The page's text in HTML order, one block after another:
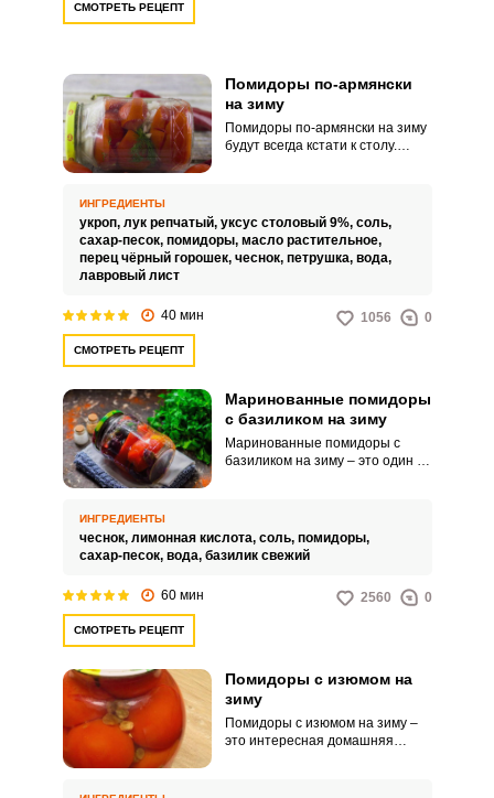
СМОТРЕТЬ РЕЦЕПТ
Помидоры по-армянски
на зиму
Помидоры по-армянски на зиму
будут всегда кстати к столу.
равнодушным.
ИНГРЕДИЕНТЫ
укроп, лук репчатый, уксус столовый 9%, соль,
сахар-песок, помидоры, масло растительное,
перец чёрный горошек, чеснок, петрушка, вода,
лавровый лист
40 мин 1056 0
СМОТРЕТЬ РЕЦЕПТ
Маринованные помидоры
с базиликом на зиму
Маринованные помидоры с
базиликом на зиму – это один из
ароматными.
ИНГРЕДИЕНТЫ
чеснок, лимонная кислота, соль, помидоры,
сахар-песок, вода, базилик свежий
60 мин 2560 0
СМОТРЕТЬ РЕЦЕПТ
Помидоры с изюмом на
зиму
Помидоры с изюмом на зиму –
это интересная домашняя